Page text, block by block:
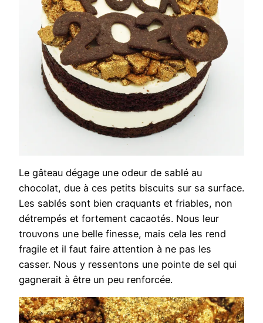
Le gâteau dégage une odeur de sablé au
chocolat, due à ces petits biscuits sur sa surface.
Les sablés sont bien craquants et friables, non
détrempés et fortement cacaotés. Nous leur
trouvons une belle finesse, mais cela les rend
fragile et il faut faire attention à ne pas les
casser. Nous y ressentons une pointe de sel qui
gagnerait à être un peu renforcée.